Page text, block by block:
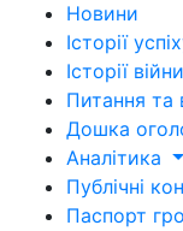
Новини
Історії
Історії війни
Питання та
Дошка
Аналітика
Публічні
Паспорт